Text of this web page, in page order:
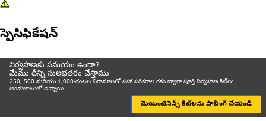
స్పెసిఫికేషన్
నిర్వహణకు సమయం ఉందా?
మేము దీన్ని సులభతరం చేస్తాము
250, 500 మరియు 1,000-గంటల విరామాలతో సహా పరికరాల రకం ద్వారా పూర్తి నిర్వహణ కిట్‌లు
అందుబాటులో ఉన్నాయి.
మెయింటెనెన్స్ కిట్‌లను షాపింగ్ చేయండి